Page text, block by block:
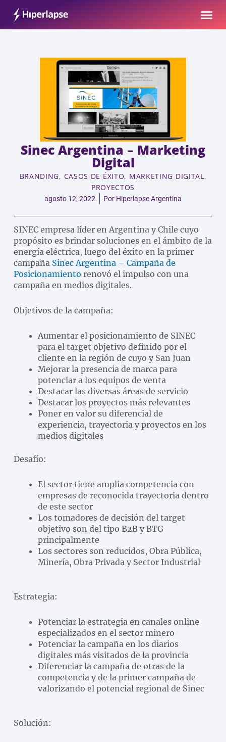
contenido
Sinec Argentina – Marketing
Digital
BRANDING, CASOS DE ÉXITO, MARKETING DIGITAL ,
PROYECTOS
agosto 12, 2022 Por Hiperlapse Argentina
SINEC empresa líder en Argentina y Chile cuyo
propósito es brindar soluciones en el ámbito de la
energía eléctrica, luego del éxito en la primer
campaña Sinec Argentina – Campaña de
Posicionamiento renovó el impulso con una
campaña en medios digitales.
Objetivos de la campaña:
Aumentar el posicionamiento de SINEC
para el target objetivo definido por el
cliente en la región de cuyo y San Juan
Mejorar la presencia de marca para
potenciar a los equipos de venta
Destacar las diversas áreas de servicio
Destacar los proyectos más relevantes
Poner en valor su diferencial de
experiencia, trayectoria y proyectos en los
medios digitales
Desafío:
El sector tiene amplia competencia con
empresas de reconocida trayectoria dentro
de este sector
Los tomadores de decisión del target
objetivo son del tipo B2B y BTG
principalmente
Los sectores son reducidos, Obra Pública,
Minería, Obra Privada y Sector Industrial
Estrategia:
Potenciar la estrategia en canales online
especializados en el sector minero
Potenciar la campaña en los diarios
digitales más visitados de la provincia
Diferenciar la campaña de otras de la
competencia y de la primer campaña de
valorizando el potencial regional de Sinec
Solución: